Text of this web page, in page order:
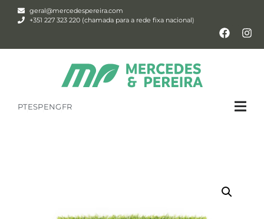
geral@mercedespereira.com
+351 227 323 220 (chamada para a rede fixa nacional)
PTESPENGFR